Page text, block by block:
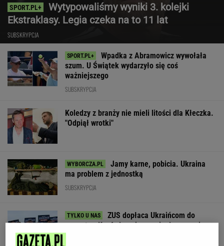
Wytypowaliśmy wyniki 3. kolejki
Ekstraklasy. Legia czeka na to 11 lat
SUBSKRYPCJA
Wpadka z Abramowicz wywołała
szum. U Świątek wydarzyło się coś
ważniejszego
SUBSKRYPCJA
Koledzy z branży nie mieli litości dla Kłeczka.
"Odpiął wrotki"
Jamy karne, pobicia. Ukraina
ma problem z jednostką
SUBSKRYPCJA
ZUS dopłaca Ukraińcom do
emerytur. Konfederacja grzmi, ale zapomina o
ważnej rzeczy